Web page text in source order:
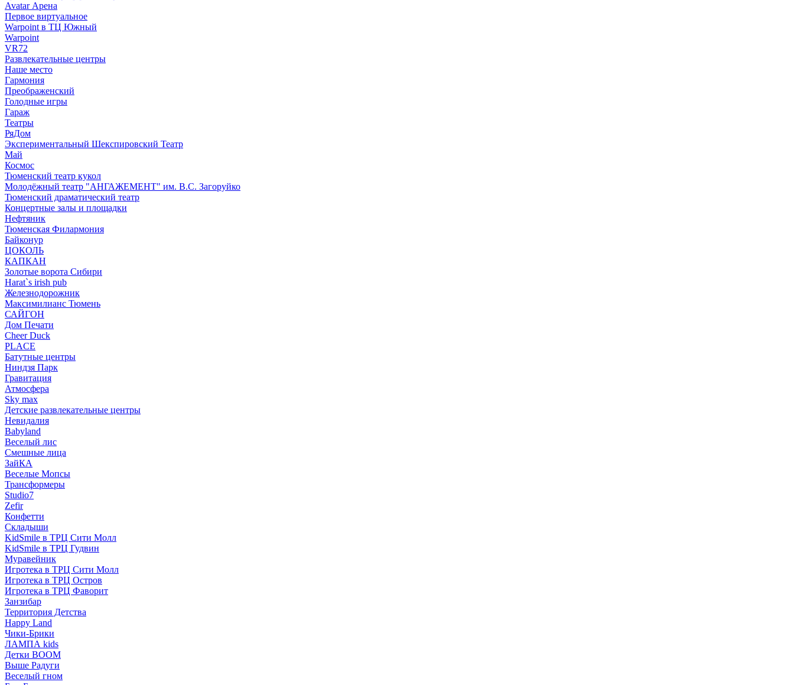
Avatar Арена
Первое виртуальное
Warpoint в ТЦ Южный
Warpoint
VR72
Развлекательные центры
Наше место
Гармония
Преображенский
Голодные игры
Гараж
Театры
РяДом
Экспериментальный Шекспировский Театр
Май
Космос
Тюменский театр кукол
Молодёжный театр "АНГАЖЕМЕНТ" им. В.С. Загоруйко
Тюменский драматический театр
Концертные залы и площадки
Нефтяник
Тюменская Филармония
Байконур
ЦОКОЛЬ
КАПКАН
Золотые ворота Сибири
Harat`s irish pub
Железнодорожник
Максимилианс Тюмень
САЙГОН
Дом Печати
Cheer Duck
PLACE
Батутные центры
Ниндзя Парк
Гравитация
Атмосфера
Sky max
Детские развлекательные центры
Невидалия
Babyland
Веселый лис
Смешные лица
ЗайКА
Веселые Мопсы
Трансформеры
Studio7
Zefir
Конфетти
Складыши
KidSmile в ТРЦ Сити Молл
KidSmile в ТРЦ Гудвин
Муравейник
Игротека в ТРЦ Сити Молл
Игротека в ТРЦ Остров
Игротека в ТРЦ Фаворит
Занзибар
Территория Детства
Happy Land
Чики-Брики
ЛАМПА kids
Детки BOOM
Выше Радуги
Веселый гном